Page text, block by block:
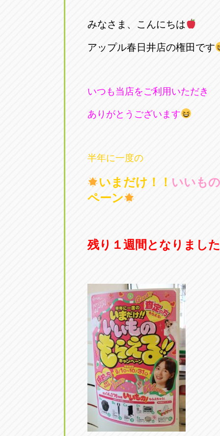
みなさま、こんにちは
アップル春日井店の権田です
いつも当店をご利用いただき
ありがとうございます
半年に一度の
いまだけ！！ いいもの
ペーン
残り１週間となりまし